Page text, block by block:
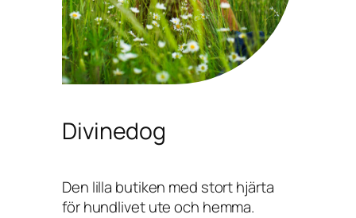
Divinedog
Den lilla butiken med stort hjärta
för hundlivet ute och hemma.